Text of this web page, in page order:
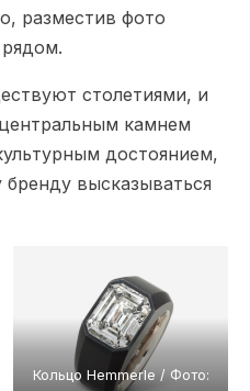
разместив фото
столетиями, и
камнем
достоянием,
высказываться
Кольцо Hemmerle / Фото: